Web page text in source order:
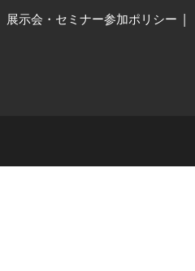
展示会・セミナー参加ポリシー